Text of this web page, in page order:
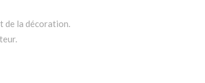
de la décoration.